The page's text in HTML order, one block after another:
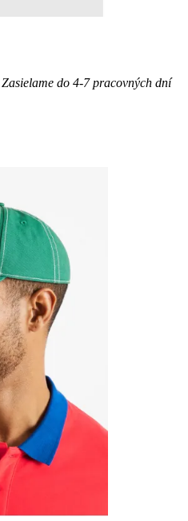
Zasielame do 4-7 pracovných dní